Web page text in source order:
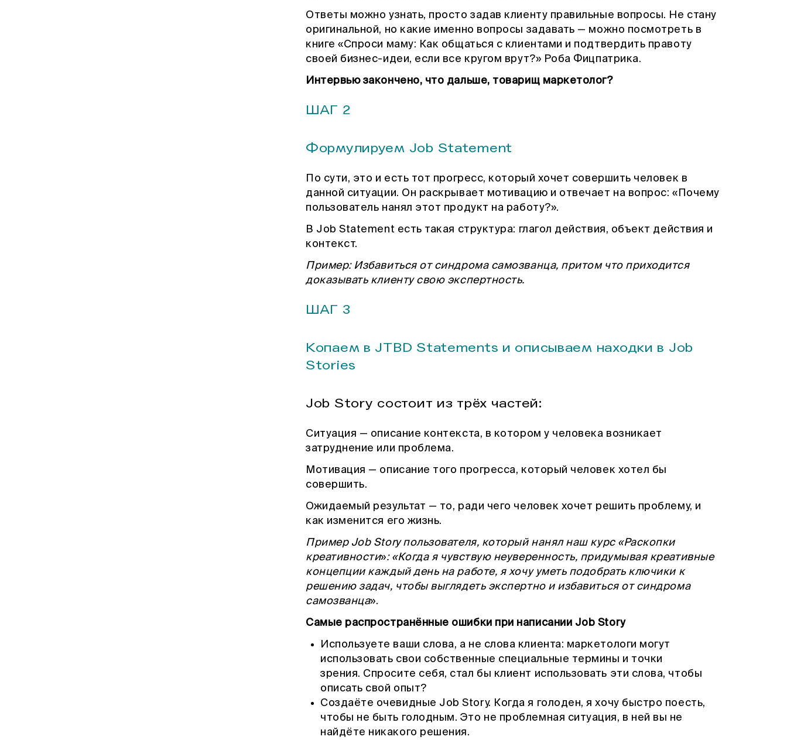
Ответы можно узнать, просто задав клиенту правильные вопросы. Не стану
оригинальной, но какие именно вопросы задавать — можно посмотреть в
книге «Спроси маму: Как общаться с клиентами и подтвердить правоту
своей бизнес-идеи, если все кругом врут?» Роба Фицпатрика.
Интервью закончено, что дальше, товарищ маркетолог?
ШАГ 2
Формулируем Job Statement
По сути, это и есть тот прогресс, который хочет совершить человек в
данной ситуации. Он раскрывает мотивацию и отвечает на вопрос: «Почему
пользователь нанял этот продукт на работу?».
В Job Statement есть такая структура: глагол действия, объект действия и
контекст.
Пример: Избавиться от синдрома самозванца, притом что приходится
доказывать клиенту свою экспертность.
ШАГ 3
Копаем в JTBD Statements и описываем находки в Job
Stories
Job Story состоит из трёх частей:
Ситуация — описание контекста, в котором у человека возникает
затруднение или проблема.
Мотивация — описание того прогресса, который человек хотел бы
совершить.
Ожидаемый результат — то, ради чего человек хочет решить проблему, и
как изменится его жизнь.
Пример Job Story пользователя, который нанял наш курс «Раскопки
креативности»: «Когда я чувствую неуверенность, придумывая креативные
концепции каждый день на работе, я хочу уметь подобрать ключики к
решению задач, чтобы выглядеть экспертно и избавиться от синдрома
самозванца».
Самые распространённые ошибки при написании Job Story
Используете ваши слова, а не слова клиента: маркетологи могут
использовать свои собственные специальные термины и точки
зрения. Спросите себя, стал бы клиент использовать эти слова, чтобы
описать свой опыт?
Создаёте очевидные Job Story. Когда я голоден, я хочу быстро поесть,
чтобы не быть голодным. Это не проблемная ситуация, в ней вы не
найдёте никакого решения.